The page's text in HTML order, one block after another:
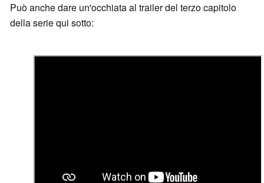
Può anche dare un'occhiata al trailer del terzo capitolo
della serie qui sotto: